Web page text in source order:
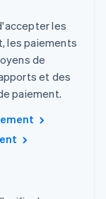
les
les paiements
de
et des
paiement.